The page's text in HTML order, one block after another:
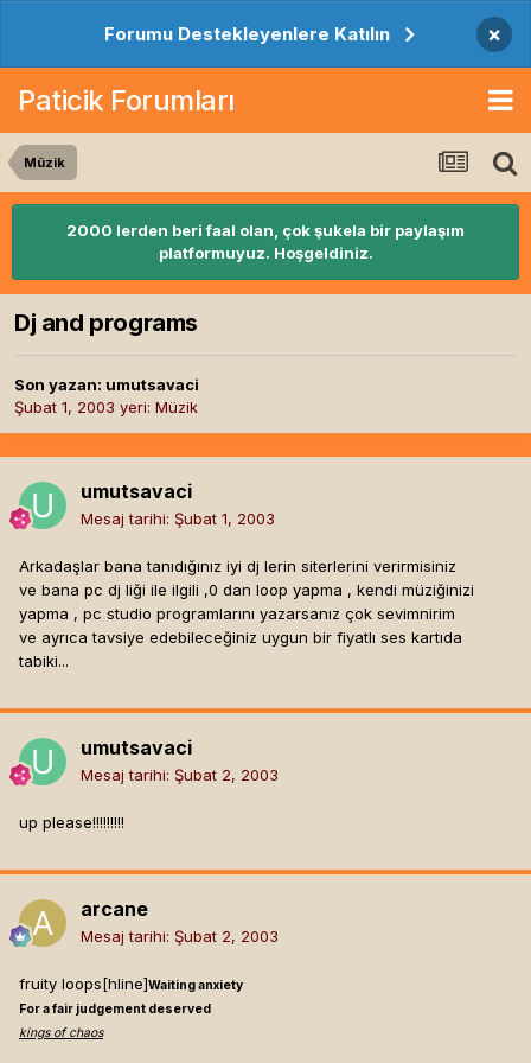
Forumu Destekleyenlere Katılın ×
Paticik Forumları
Müzik
2000 lerden beri faal olan, çok şukela bir paylaşım
platformuyuz. Hoşgeldiniz.
Dj and programs
Son yazan: umutsavaci
Şubat 1, 2003 yeri: Müzik
umutsavaci
Mesaj tarihi: Şubat 1, 2003
Arkadaşlar bana tanıdığınız iyi dj lerin siterlerini verirmisiniz
ve bana pc dj liği ile ilgili ,0 dan loop yapma , kendi müziğinizi
yapma , pc studio programlarını yazarsanız çok sevimnirim
ve ayrıca tavsiye edebileceğiniz uygun bir fiyatlı ses kartıda
tabiki...
umutsavaci
Mesaj tarihi: Şubat 2, 2003
up please!!!!!!!!!
arcane
Mesaj tarihi: Şubat 2, 2003
fruity loops[hline]Waiting anxiety
For a fair judgement deserved
kings of chaos